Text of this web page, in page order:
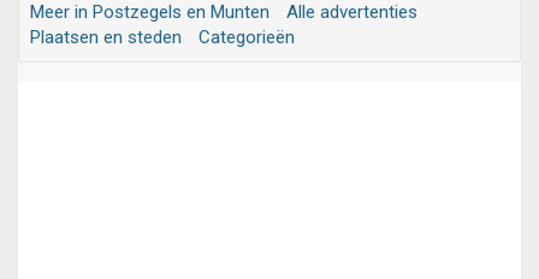
Meer in Postzegels en Munten
Alle advertenties
Plaatsen en steden
Categorieën